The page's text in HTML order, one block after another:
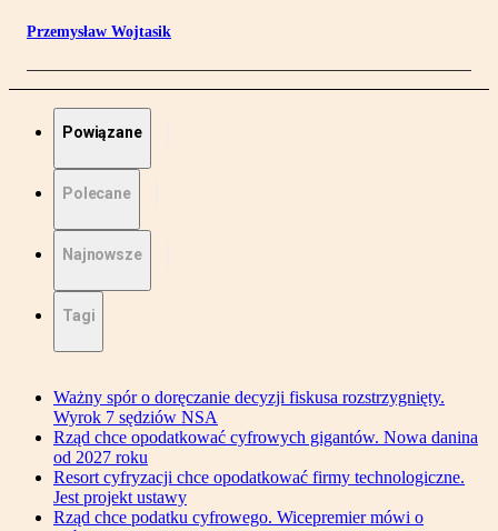
Przemysław Wojtasik
Powiązane
Polecane
Najnowsze
Tagi
Ważny spór o doręczanie decyzji fiskusa rozstrzygnięty.
Wyrok 7 sędziów NSA
Rząd chce opodatkować cyfrowych gigantów. Nowa danina
od 2027 roku
Resort cyfryzacji chce opodatkować firmy technologiczne.
Jest projekt ustawy
Rząd chce podatku cyfrowego. Wicepremier mówi o